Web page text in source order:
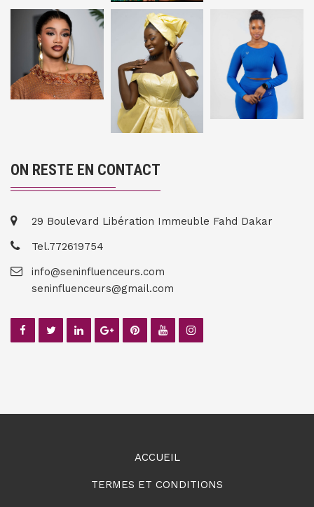
ON RESTE EN CONTACT
29 Boulevard Libération Immeuble Fahd Dakar
Tel.772619754
info@seninfluenceurs.com
seninfluenceurs@gmail.com
ACCUEIL
TERMES ET CONDITIONS